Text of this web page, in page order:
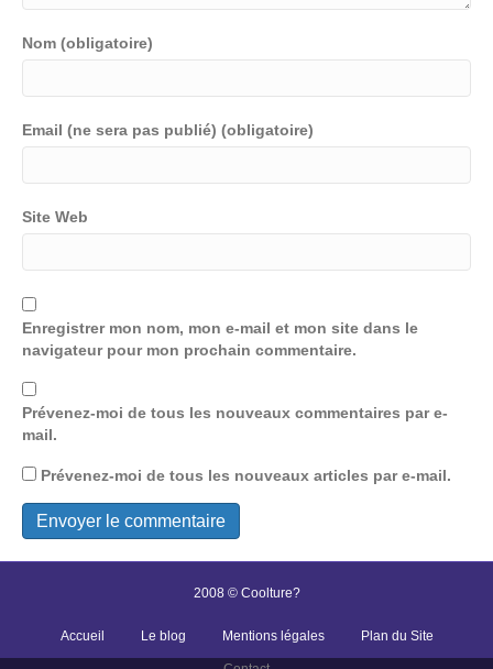
Nom (obligatoire)
Email (ne sera pas publié) (obligatoire)
Site Web
Enregistrer mon nom, mon e-mail et mon site dans le
navigateur pour mon prochain commentaire.
Prévenez-moi de tous les nouveaux commentaires par e-
mail.
Prévenez-moi de tous les nouveaux articles par e-mail.
2008 © Coolture?
Accueil Le blog Mentions légales Plan du Site